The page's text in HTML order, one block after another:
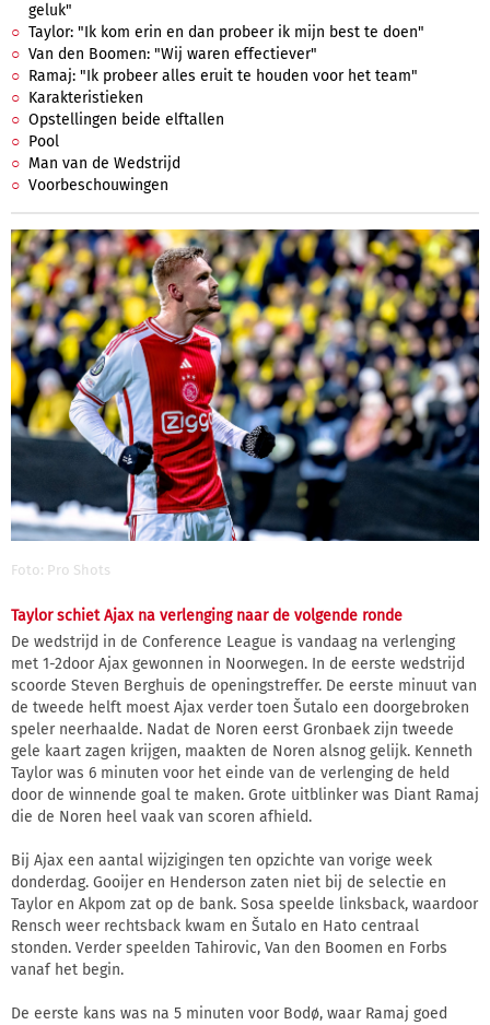
geluk"
Taylor: "Ik kom erin en dan probeer ik mijn best te doen"
Van den Boomen: "Wij waren effectiever"
Ramaj: "Ik probeer alles eruit te houden voor het team"
Karakteristieken
Opstellingen beide elftallen
Pool
Man van de Wedstrijd
Voorbeschouwingen
Foto: Pro Shots
Taylor schiet Ajax na verlenging naar de volgende ronde
De wedstrijd in de Conference League is vandaag na verlenging
met 1-2door Ajax gewonnen in Noorwegen. In de eerste wedstrijd
scoorde Steven Berghuis de openingstreffer. De eerste minuut van
de tweede helft moest Ajax verder toen Šutalo een doorgebroken
speler neerhaalde. Nadat de Noren eerst Gronbaek zijn tweede
gele kaart zagen krijgen, maakten de Noren alsnog gelijk. Kenneth
Taylor was 6 minuten voor het einde van de verlenging de held
door de winnende goal te maken. Grote uitblinker was Diant Ramaj
die de Noren heel vaak van scoren afhield.
Bij Ajax een aantal wijzigingen ten opzichte van vorige week
donderdag. Gooijer en Henderson zaten niet bij de selectie en
Taylor en Akpom zat op de bank. Sosa speelde linksback, waardoor
Rensch weer rechtsback kwam en Šutalo en Hato centraal
stonden. Verder speelden Tahirovic, Van den Boomen en Forbs
vanaf het begin.
De eerste kans was na 5 minuten voor Bodø, waar Ramaj goed